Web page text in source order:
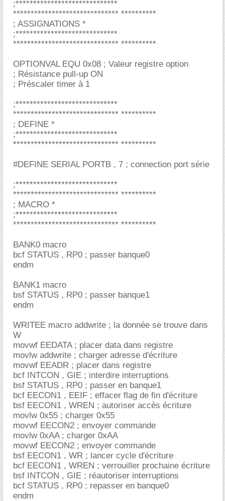
;*****************************
****************************** **********
; ASSIGNATIONS *
;*****************************
****************************** **********
OPTIONVAL EQU 0x08 ; Valeur registre option
; Résistance pull-up ON
; Préscaler timer à 1
;*****************************
****************************** **********
; DEFINE *
;*****************************
****************************** **********
#DEFINE SERIAL PORTB , 7 ; connection port série
;*****************************
****************************** **********
; MACRO *
;*****************************
****************************** **********
BANK0 macro
bcf STATUS , RP0 ; passer banque0
endm
BANK1 macro
bsf STATUS , RP0 ; passer banque1
endm
WRITEE macro addwrite ; la donnée se trouve dans
W
movwf EEDATA ; placer data dans registre
movlw addwrite ; charger adresse d'écriture
movwf EEADR ; placer dans registre
bcf INTCON , GIE ; interdire interruptions
bsf STATUS , RP0 ; passer en banque1
bcf EECON1 , EEIF ; effacer flag de fin d'écriture
bsf EECON1 , WREN ; autoriser accès écriture
movlw 0x55 ; charger 0x55
movwf EECON2 ; envoyer commande
movlw 0xAA ; charger 0xAA
movwf EECON2 ; envoyer commande
bsf EECON1 , WR ; lancer cycle d'écriture
bcf EECON1 , WREN ; verrouiller prochaine écriture
bsf INTCON , GIE ; réautoriser interruptions
bcf STATUS , RP0 ; repasser en banque0
endm